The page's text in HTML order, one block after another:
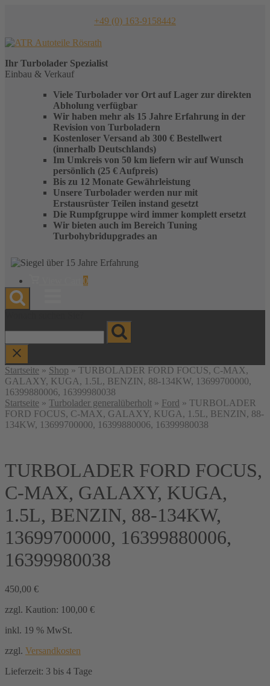
+49 (0) 163-9158442
Ihr Turbolader Spezialist
Einbau & Verkauf
Viele Turbolader vor Ort auf Lager zur direkten
Abholung verfügbar
Wir haben mehr als 15 Jahre Erfahrung in der
Revision von Turboladern
Kostenloser Versand ab 300 € Bestellwert
(innerhalb Deutschlands)
Im Umkreis von 50 km liefern wir auf Wunsch
persönlich (25 € Aufpreis)
Bis zu 12 Monate Gewährleistung
Unsere Turbolader werden nur mit
Erstausrüster Teilen instand gesetzt
Die Rumpfgruppe wird immer komplett ersetzt
Wir bieten auch im Bereich Tuning
Turbohybridupgrades an
anzeigen
0
Startseite » Shop » TURBOLADER FORD FOCUS, C-MAX,
GALAXY, KUGA, 1.5L, BENZIN, 88-134KW, 13699700000,
16399880006, 16399980038
Startseite » Turbolader generalüberholt » Ford » TURBOLADER
FORD FOCUS, C-MAX, GALAXY, KUGA, 1.5L, BENZIN, 88-
134KW, 13699700000, 16399880006, 16399980038
TURBOLADER FORD FOCUS,
C-MAX, GALAXY, KUGA,
1.5L, BENZIN, 88-134KW,
13699700000, 16399880006,
16399980038
450,00 €
zzgl. Kaution: 100,00 €
inkl. 19 % MwSt.
zzgl. Versandkosten
Lieferzeit: 3 bis 4 Tage